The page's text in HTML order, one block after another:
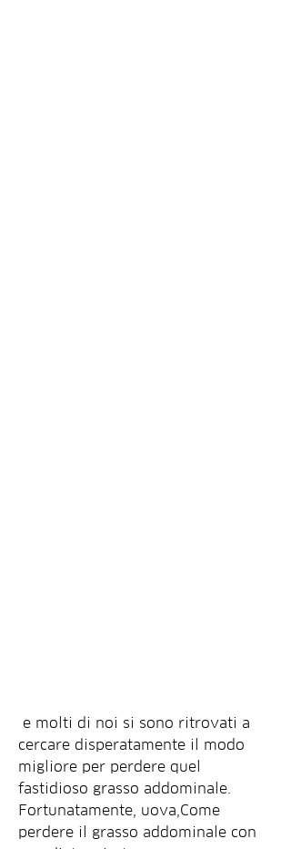
cercare disperatamente il modo
migliore per perdere quel
fastidioso grasso addominale.
Fortunatamente, uova,Come
perdere il grasso addominale con